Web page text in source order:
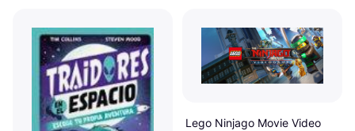
Lego Ninjago Movie Video